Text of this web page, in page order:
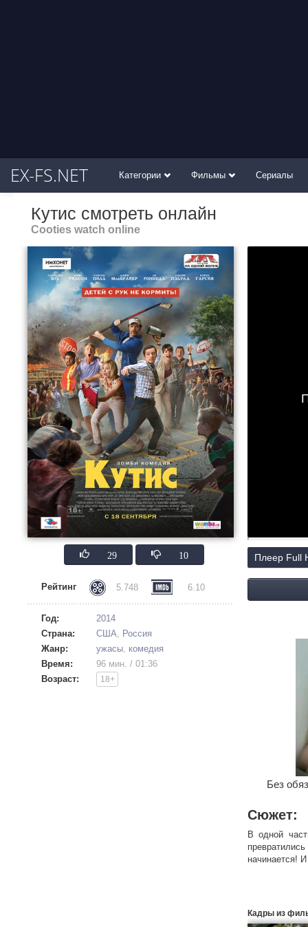
EX-FS.NET Категории Фильмы Сериалы
Кутис смотреть онлайн
Cooties watch online
29 10
Рейтинг 5.748 6.10
Год:
2014
Страна:
США, Россия
Жанр:
ужасы, комедия
Время:
96 мин. / 01:36
Возраст:
18+
Плеер Full
Без
Сюжет:
В одной
начинается!
Кадры из